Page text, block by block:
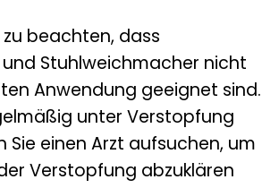
beachten, dass
Stuhlweichmacher nicht
Anwendung geeignet sind.
unter Verstopfung
Sie einen Arzt aufsuchen, um
Verstopfung abzuklären